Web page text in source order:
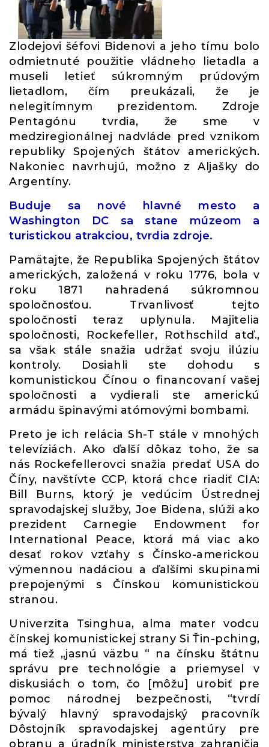
Zlodejovi šéfovi Bidenovi a jeho tímu bolo
odmietnuté použitie vládneho lietadla a
museli letieť súkromným prúdovým
lietadlom, čím preukázali, že je
nelegitímnym prezidentom. Zdroje
Pentagónu tvrdia, že sme v
medziregionálnej nadvláde pred vznikom
republiky Spojených štátov amerických.
Nakoniec navrhujú, možno z Aljašky do
Argentíny.
Buduje sa nové hlavné mesto a
Washington DC sa stane múzeom a
turistickou atrakciou, tvrdia zdroje.
Pamätajte, že Republika Spojených štátov
amerických, založená v roku 1776, bola v
roku 1871 nahradená súkromnou
spoločnosťou. Trvanlivosť tejto
spoločnosti teraz uplynula. Majitelia
spoločnosti, Rockefeller, Rothschild atď.,
sa však stále snažia udržať svoju ilúziu
kontroly. Dosiahli ste dohodu s
komunistickou Čínou o financovaní vašej
spoločnosti a vydierali ste americkú
armádu špinavými atómovými bombami.
Preto je ich relácia Sh-T stále v mnohých
televíziách. Ako ďalší dôkaz toho, že sa
nás Rockefellerovci snažia predať USA do
Číny, navštívte CCP, ktorá chce riadiť CIA:
Bill Burns, ktorý je vedúcim Ústrednej
spravodajskej služby, Joe Bidena, slúži ako
prezident Carnegie Endowment for
International Peace, ktorá má viac ako
desať rokov vzťahy s Čínsko-americkou
výmennou nadáciou a ďalšími skupinami
prepojenými s Čínskou komunistickou
stranou.
Univerzita Tsinghua, alma mater vodcu
čínskej komunistickej strany Si Ťin-pching,
má tiež „jasnú väzbu “ na čínsku štátnu
správu pre technológie a priemysel v
diskusiách o tom, čo [môžu] urobiť pre
pomoc národnej bezpečnosti, “tvrdí
bývalý hlavný spravodajský pracovník
Dôstojník spravodajskej agentúry pre
obranu a úradník ministerstva zahraničia